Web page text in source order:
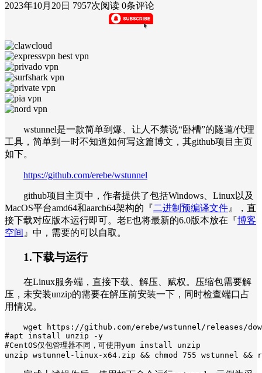
2023年10月20日 7957次阅读 0条评论
wstunnel是一款简单到爆、让人不禁说“卧槽”的隧道/代理
工具，简单到一时不知道如何写这篇博文，其github项目主页
如下。
https://github.com/erebe/wstunnel
github项目主页中，作者提供了包括Windows、Linux以及
MacOS平台amd64和aarch64架构的『二进制预编译文件 』，直
接下载对应版本运行即可。老E也将最新的6.0版本放在『博客
空间 』中，需要的可以自取。
1.下载与运行
在Linux服务端，直接下载、解压、赋权。压缩包需要解
压，未安装unzip的需要在解压前安装一下，同时检查端口占
用情况。
wget https://github.com/erebe/wstunnel/releases/
#apt install unzip -y
#CentOS仅包管理器不同，可使用yum install unzip
unzip wstunnel-linux-x64.zip && chmod 755 wstunnel